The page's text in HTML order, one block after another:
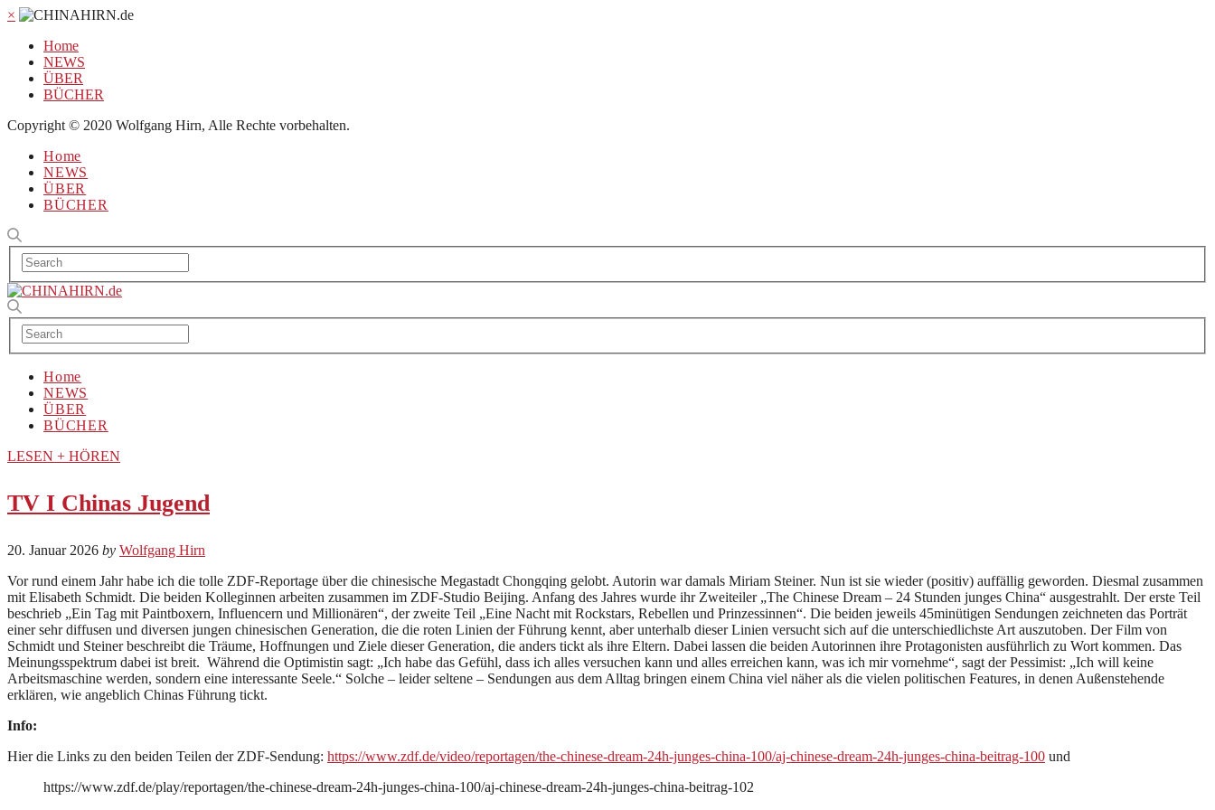
×
Home
NEWS
ÜBER
BÜCHER
Copyright © 2020 Wolfgang Hirn, Alle Rechte vorbehalten.
Home
NEWS
ÜBER
BÜCHER
Home
NEWS
ÜBER
BÜCHER
LESEN + HÖREN
TV I Chinas Jugend
20. Januar 2026 by Wolfgang Hirn
Vor rund einem Jahr habe ich die tolle ZDF-Reportage über die chinesische Megastadt Chongqing gelobt. Autorin war damals Miriam Steiner. Nun ist sie wieder (positiv) auffällig geworden. Diesmal zusammen
mit Elisabeth Schmidt. Die beiden Kolleginnen arbeiten zusammen im ZDF-Studio Beijing. Anfang des Jahres wurde ihr Zweiteiler „The Chinese Dream – 24 Stunden junges China“ ausgestrahlt. Der erste Teil
beschrieb „Ein Tag mit Paintboxern, Influencern und Millionären“, der zweite Teil „Eine Nacht mit Rockstars, Rebellen und Prinzessinnen“. Die beiden jeweils 45minütigen Sendungen zeichneten das Porträt
einer sehr diffusen und diversen jungen chinesischen Generation, die die roten Linien der Führung kennt, aber unterhalb dieser Linien versucht sich auf die unterschiedlichste Art auszutoben. Der Film von
Schmidt und Steiner beschreibt die Träume, Hoffnungen und Ziele dieser Generation, die anders tickt als ihre Eltern. Dabei lassen die beiden Autorinnen ihre Protagonisten ausführlich zu Wort kommen. Das
Meinungsspektrum dabei ist breit. Während die Optimistin sagt: „Ich habe das Gefühl, dass ich alles versuchen kann und alles erreichen kann, was ich mir vornehme“, sagt der Pessimist: „Ich will keine
Arbeitsmaschine werden, sondern eine interessante Seele.“ Solche – leider seltene – Sendungen aus dem Alltag bringen einem China viel näher als die vielen politischen Features, in denen Außenstehende
erklären, wie angeblich Chinas Führung tickt.
Info:
Hier die Links zu den beiden Teilen der ZDF-Sendung: https://www.zdf.de/video/reportagen/the-chinese-dream-24h-junges-china-100/aj-chinese-dream-24h-junges-china-beitrag-100 und
https://www.zdf.de/play/reportagen/the-chinese-dream-24h-junges-china-100/aj-chinese-dream-24h-junges-china-beitrag-102